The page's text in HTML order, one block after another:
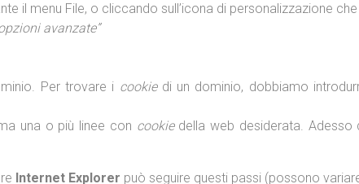
il menu File, o cliccando sull’icona di personalizzazione
avanzate”
Per trovare i cookiedi un dominio, dobbiamo
una o più linee con cookiedella web desiderata. Adesso
Internet Explorer può seguire questi passi (possono